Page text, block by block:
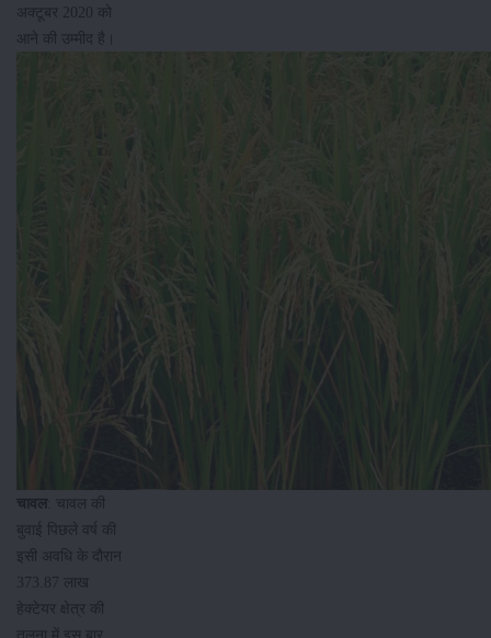
अक्टूबर 2020 को
आने की उम्मीद है।
चावल : चावल की
बुवाई पिछले वर्ष की
इसी अवधि के दौरान
373.87 लाख
हेक्टेयर क्षेत्र की
तुलना में इस बार